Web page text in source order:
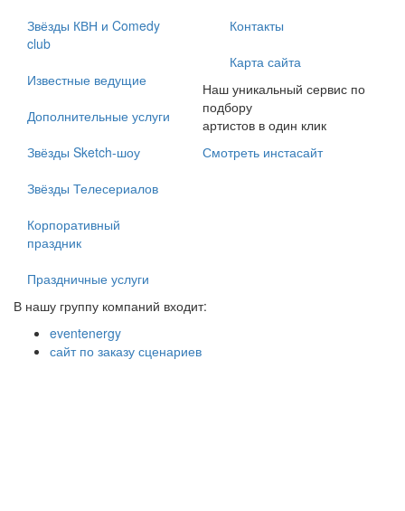
Звёзды КВН и Comedy
club
Известные ведущие
Дополнительные услуги
Звёзды Sketch-шоу
Звёзды Телесериалов
Корпоративный
праздник
Праздничные услуги
Контакты
Карта сайта
Наш уникальный сервис по
подбору
артистов в один клик
Смотреть инстасайт
В нашу группу компаний входит:
eventenergy
сайт по заказу сценариев